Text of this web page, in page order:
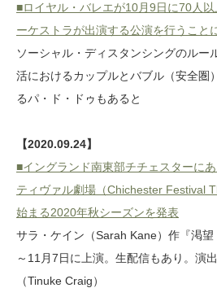
■ロイヤル・バレエが10月9日に70人
ーケストラが出演する公演を行うこと
ソーシャル・ディスタンシングのルー
活におけるカップルとバブル（安全圏
るパ・ド・ドゥもあると
【2020.09.24】
■イングランド南東部チチェスターに
ティヴァル劇場（Chichester Festival
始まる2020年秋シーズンを発表
サラ・ケイン（Sarah Kane）作『渇
～11月7日に上演。生配信もあり。演
（Tinuke Craig）